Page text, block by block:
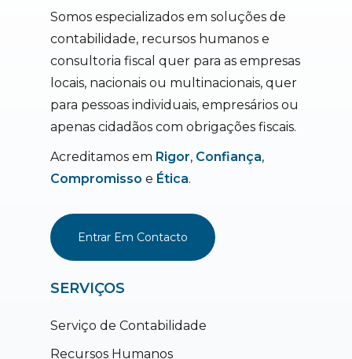
Somos especializados em soluções de
contabilidade, recursos humanos e
consultoria fiscal quer para as empresas
locais, nacionais ou multinacionais, quer
para pessoas individuais, empresários ou
apenas cidadãos com obrigações fiscais.
Acreditamos em Rigor, Confiança,
Compromisso e Ética.
Entrar Em Contacto
SERVIÇOS
Serviço de Contabilidade
Recursos Humanos